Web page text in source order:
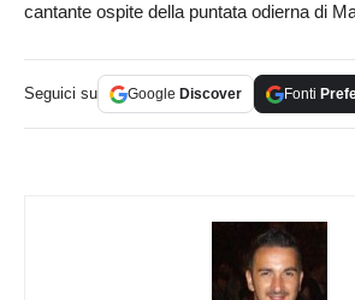
cantante ospite della puntata odierna di
Seguici su Google Discover Fonti